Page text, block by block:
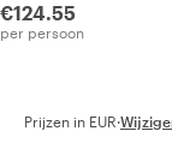
€124.55
per persoon
Prijzen in EUR·